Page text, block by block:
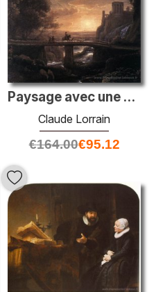
Paysage avec une vision imaginaire de Tivoli
Claude Lorrain
€164.00€95.12